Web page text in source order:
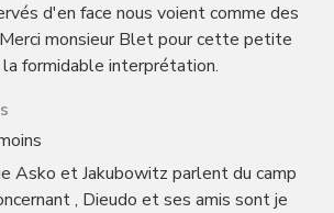
d'en face nous voient comme des
monsieur Blet pour cette petite
formidable interprétation.
Asko et Jakubowitz parlent du camp
, Dieudo et ses amis sont je